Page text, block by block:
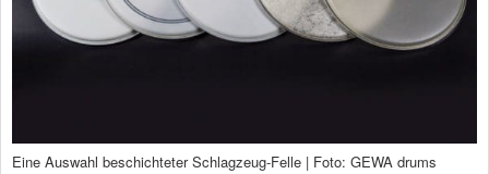
Eine Auswahl beschichteter Schlagzeug-Felle | Foto: GEWA drums